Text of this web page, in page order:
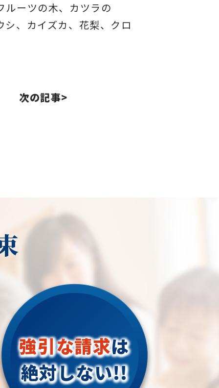
ルーツの木、カツラの
、カイズカ、 花梨、クロ
次の記事>
強引な請求は
絶対しない!!